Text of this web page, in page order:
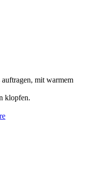
mit warmem
klopfen.